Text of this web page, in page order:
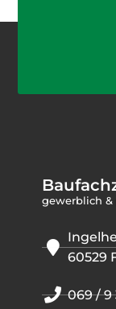
gewerblich &
60529
069 / 9